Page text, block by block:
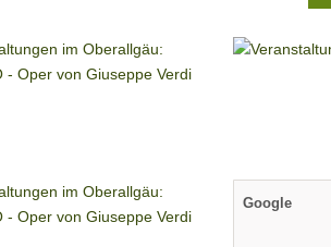
Google